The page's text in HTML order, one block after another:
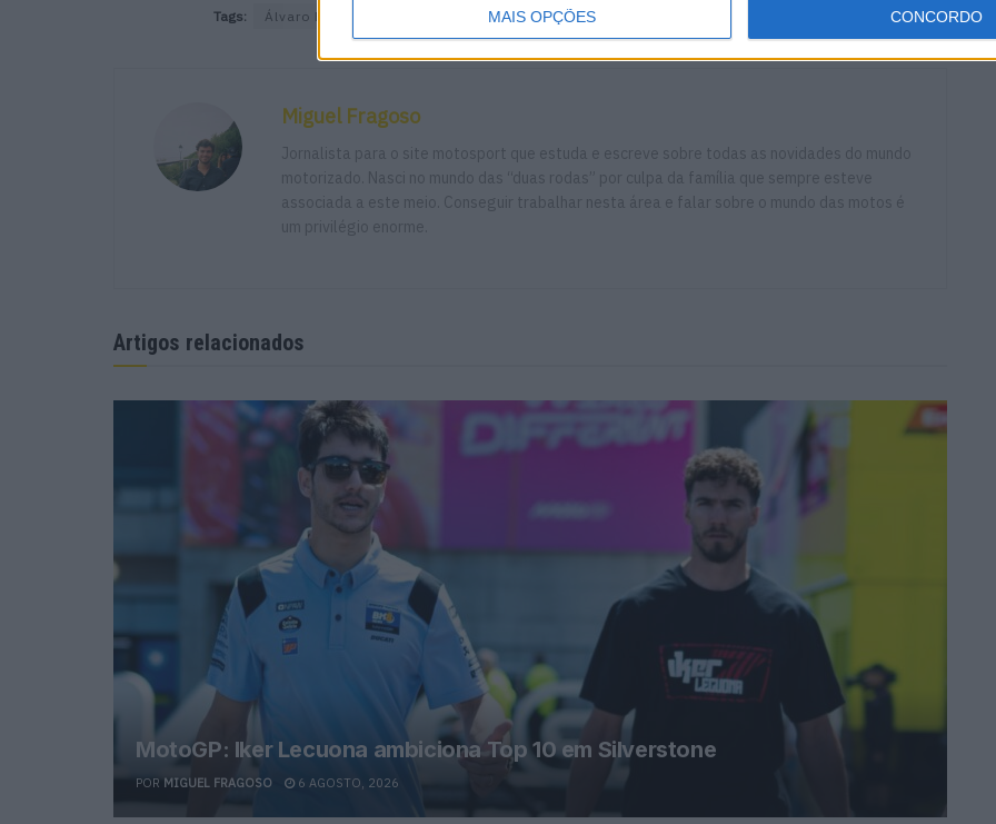
MAIS OPÇÕES CONCORDO
Tags: Álvaro Bautista Aruba.it Ducati Cremona
Miguel Fragoso
Jornalista para o site motosport que estuda e escreve sobre todas as novidades do mundo
motorizado. Nasci no mundo das “duas rodas” por culpa da família que sempre esteve
associada a este meio. Conseguir trabalhar nesta área e falar sobre o mundo das motos é
um privilégio enorme.
Artigos relacionados
MotoGP: Iker Lecuona ambiciona Top 10 em Silverstone
POR MIGUEL FRAGOSO 6 AGOSTO, 2026